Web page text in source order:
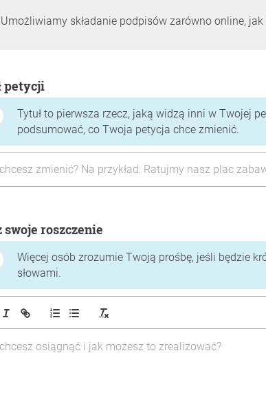
Umożliwiamy składanie podpisów zarówno online, jak
petycji
Tytuł to pierwsza rzecz, jaką widzą inni w Twojej
podsumować, co Twoja petycja chce zmienić.
swoje roszczenie
Więcej osób zrozumie Twoją prośbę, jeśli będzie
słowami.